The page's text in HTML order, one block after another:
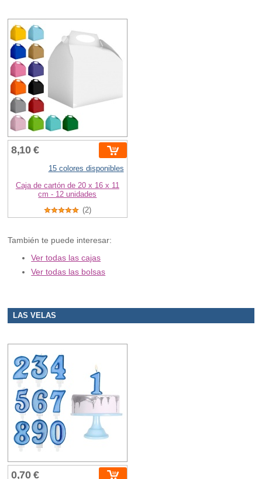
8,10 €
15 colores disponibles
Caja de cartón de 20 x 16 x 11
cm - 12 unidades
(2)
También te puede interesar:
Ver todas las cajas
Ver todas las bolsas
LAS VELAS
0,70 €